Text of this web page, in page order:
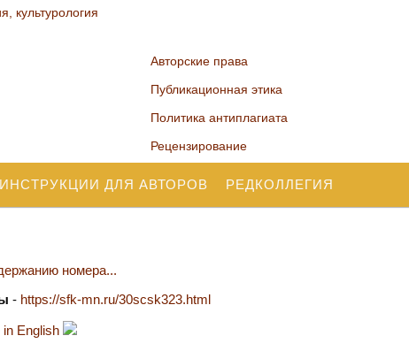
Авторские права
Публикационная этика
Политика антиплагиата
Рецензирование
ИНСТРУКЦИИ ДЛЯ АВТОРОВ РЕДКОЛЛЕГИЯ
номера...
- https://sfk-mn.ru/30scsk323.html
English